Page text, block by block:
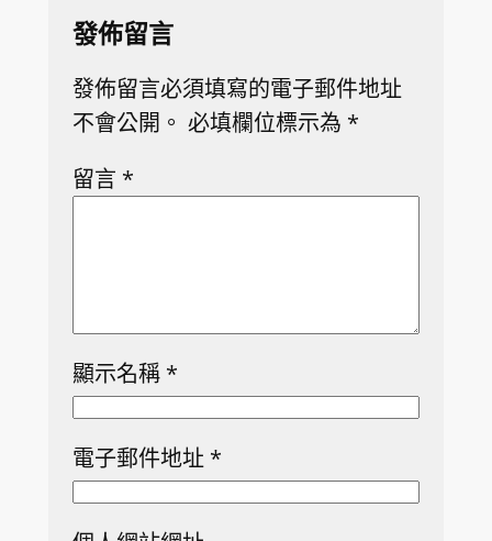
發佈留言
發佈留言必須填寫的電子郵件地址
不會公開。 必填欄位標示為 *
留言 *
顯示名稱 *
電子郵件地址 *